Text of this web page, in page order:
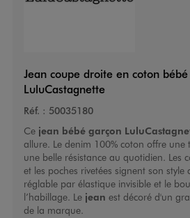
Jean coupe droite en coton
LuluCastagnette
Réf. : 50035180
Ce jean bébé garçon
allure. Le denim 100% coton offre une
une belle résistance au quotidien. Les
et les poches rivetées signent son style
réglable par élastique invisible et le
l’habillage. Le jean est décoré d'un
de la marque.